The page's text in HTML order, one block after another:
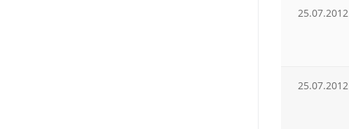
25.07.2012
25.07.2012